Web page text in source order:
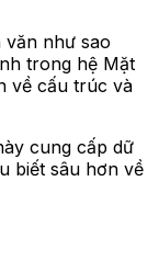
văn như sao
trong hệ Mặt
về cấu trúc và
cung cấp dữ
biết sâu hơn về